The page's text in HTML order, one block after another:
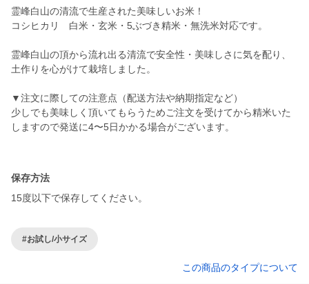
霊峰白山の清流で生産された美味しいお米！
コシヒカリ 白米・玄米・5ぶづき精米・無洗米対応です。
霊峰白山の頂から流れ出る清流で安全性・美味しさに気を配り、
土作りを心がけて栽培しました。
▼注文に際しての注意点（配送方法や納期指定など）
少しでも美味しく頂いてもらうためご注文を受けてから精米いた
しますので発送に4〜5日かかる場合がございます。
保存方法
15度以下で保存してください。
#お試し/小サイズ
この商品のタイプについて